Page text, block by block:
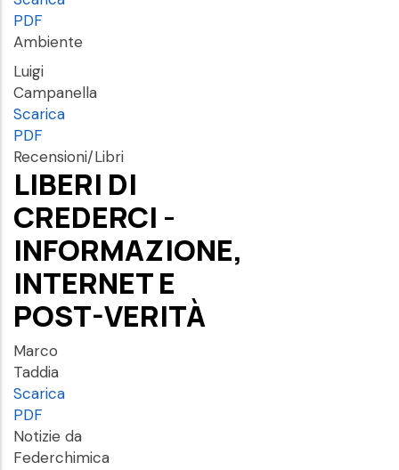
PDF
Ambiente
Luigi
Campanella
Scarica
PDF
Recensioni/Libri
LIBERI DI
CREDERCI -
INFORMAZIONE,
INTERNET E
POST-VERITÀ
Marco
Taddia
Scarica
PDF
Notizie da
Federchimica